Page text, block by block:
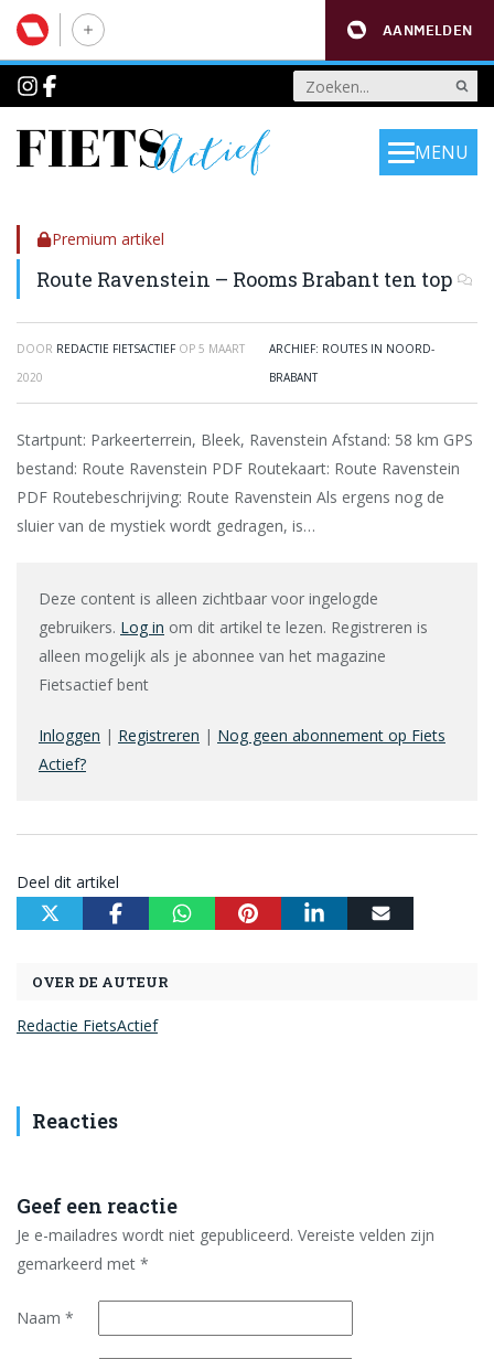
AANMELDEN
MENU
Premium artikel
Route Ravenstein – Rooms Brabant ten top
DOOR REDACTIE FIETSACTIEF OP 5 MAART
2020
ARCHIEF: ROUTES IN NOORD-
BRABANT
Startpunt: Parkeerterrein, Bleek, Ravenstein Afstand: 58 km GPS
bestand: Route Ravenstein PDF Routekaart: Route Ravenstein
PDF Routebeschrijving: Route Ravenstein Als ergens nog de
sluier van de mystiek wordt gedragen, is…
Deze content is alleen zichtbaar voor ingelogde
gebruikers. Log in om dit artikel te lezen. Registreren is
alleen mogelijk als je abonnee van het magazine
Fietsactief bent
Inloggen | Registreren | Nog geen abonnement op Fiets
Actief?
Deel dit artikel
OVER DE AUTEUR
Redactie FietsActief
Reacties
Geef een reactie
Je e-mailadres wordt niet gepubliceerd. Vereiste velden zijn
gemarkeerd met *
Naam *